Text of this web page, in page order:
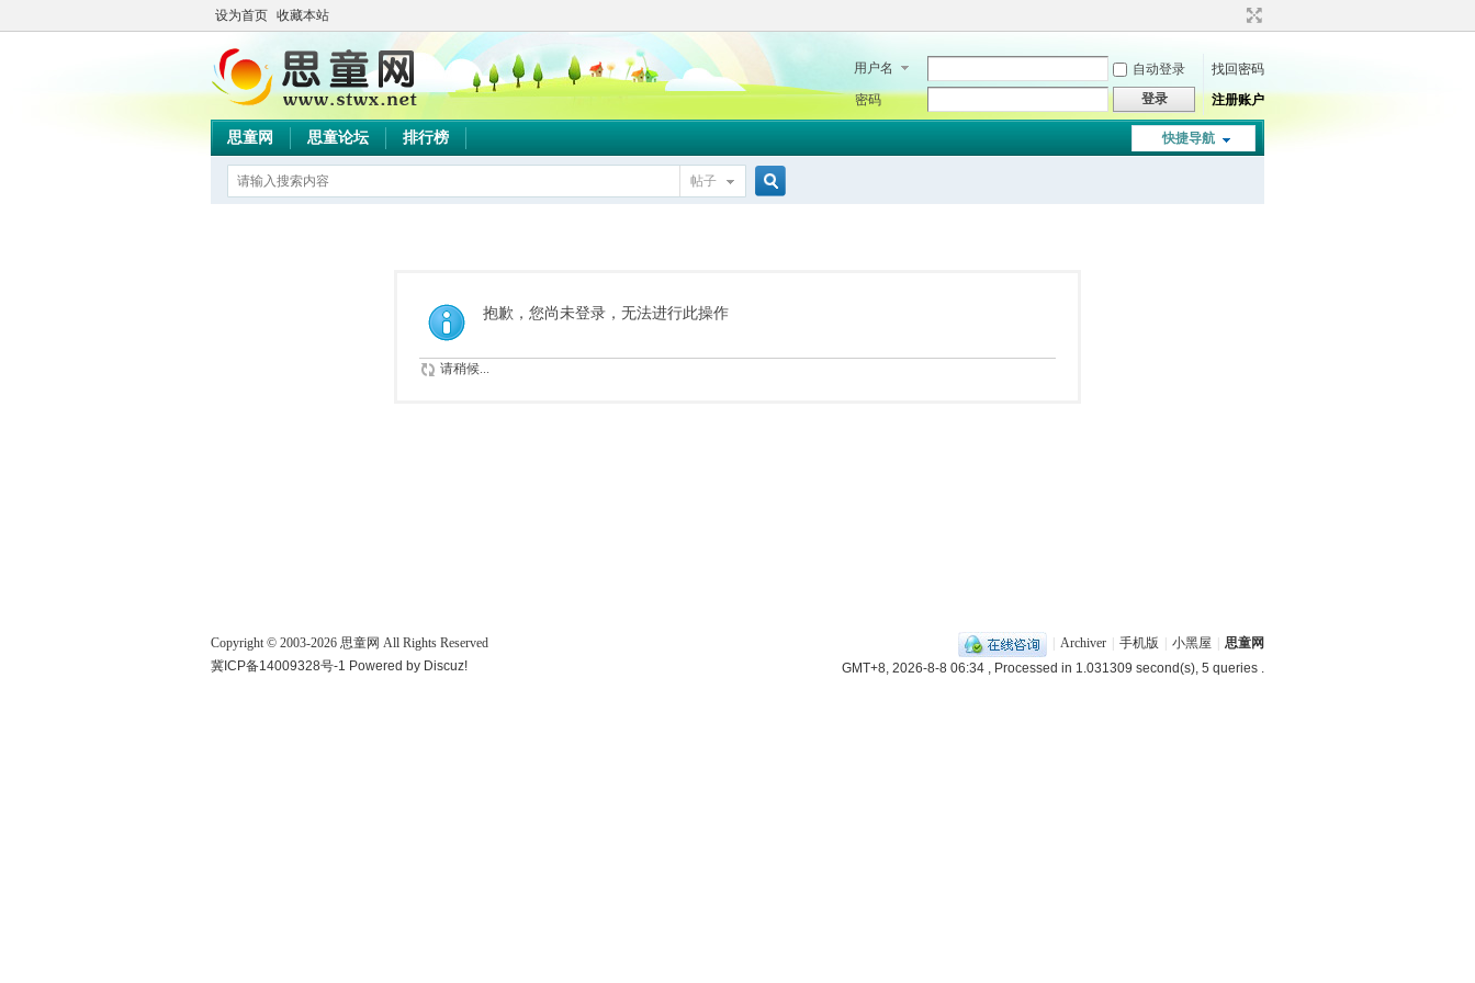
设为首页 收藏本站
用户名 自动登录
找回密码
密码
登录 注册账户
快捷导航
思童网 思童论坛 排行榜
帖子
抱歉，您尚未登录，无法进行此操作
请稍候...
Archiver 手机版 小黑屋
思童网
GMT+8, 2026-8-8 06:34 , Processed in 1.031309 second(s), 5 queries .
Copyright © 2003-2026 思童网 All Rights Reserved
冀ICP备14009328号-1 Powered by Discuz!